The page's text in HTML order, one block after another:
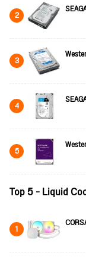
2
3
4
5
Top 5 - Liquid
1